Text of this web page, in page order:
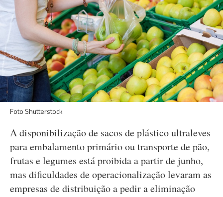
Foto Shutterstock
A disponibilização de sacos de plástico ultraleves
para embalamento primário ou transporte de pão,
frutas e legumes está proibida a partir de junho,
mas dificuldades de operacionalização levaram as
empresas de distribuição a pedir a eliminação